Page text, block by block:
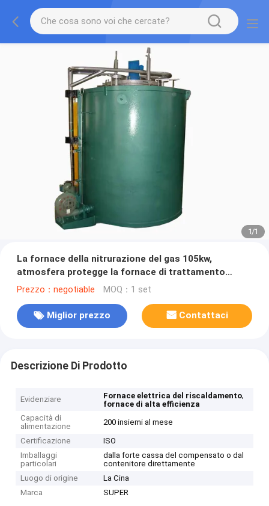
1/1
La fornace della nitrurazione del gas 105kw,
atmosfera protegge la fornace di trattamento
termico di vuoto
Prezzo：negotiable MOQ：1 set
Miglior prezzo Contattaci
Descrizione Di Prodotto
Evidenziare Fornace elettrica del riscaldamento,
fornace di alta efficienza
Capacità di
alimentazione
200 insiemi al mese
Certificazione
ISO
Imballaggi
particolari
dalla forte cassa del compensato o dal
contenitore direttamente
Luogo di origine
La Cina
Marca
SUPER